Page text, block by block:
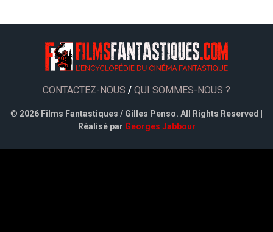
CONTACTEZ-NOUS / QUI SOMMES-NOUS ?
© 2026 Films Fantastiques / Gilles Penso. All Rights Reserved |
Réalisé par Georges Jabbour